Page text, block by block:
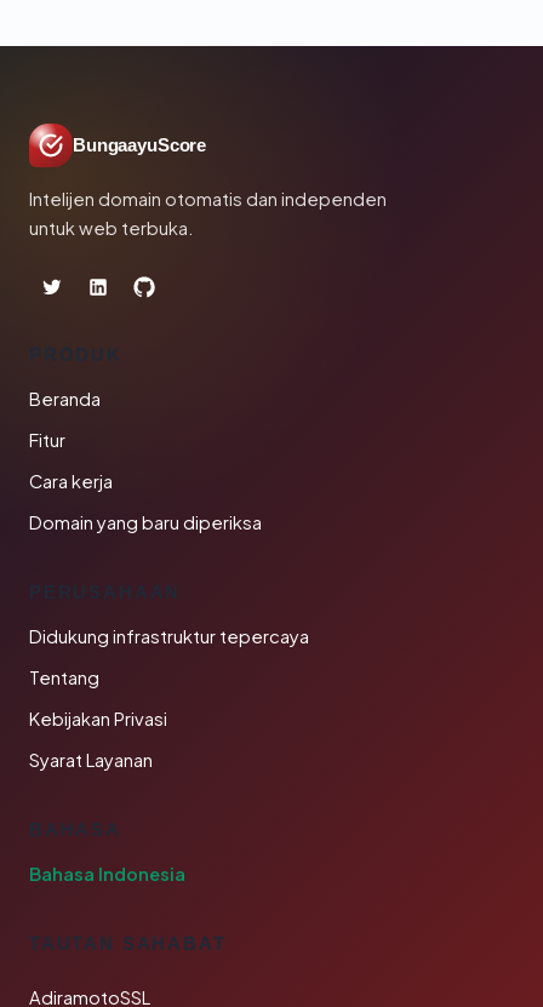
BungaayuScore
Intelijen domain otomatis dan independen
untuk web terbuka.
PRODUK
Beranda
Fitur
Cara kerja
Domain yang baru diperiksa
PERUSAHAAN
Didukung infrastruktur tepercaya
Tentang
Kebijakan Privasi
Syarat Layanan
BAHASA
Bahasa Indonesia
TAUTAN SAHABAT
AdiramotoSSL